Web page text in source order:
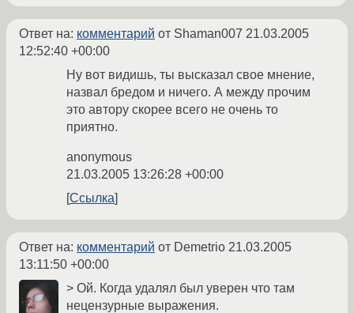
Ответ на: комментарий от Shaman007 21.03.2005
12:52:40 +00:00
Ну вот видишь, ты высказал свое мнение,
назвал бредом и ничего. А между прочим
это автору скорее всего не очень то
приятно.
anonymous
21.03.2005 13:26:28 +00:00
Ссылка
Ответ на: комментарий от Demetrio 21.03.2005
13:11:50 +00:00
> Ой. Когда удалял был уверен что там
нецензурные выражения.